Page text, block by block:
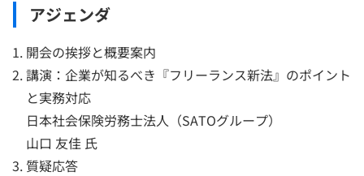
アジェンダ
開会の挨拶と概要案内
講演：企業が知るべき『フリーランス新法』のポイント
と実務対応
日本社会保険労務士法人（SATOグループ）
山口 友佳 氏
質疑応答